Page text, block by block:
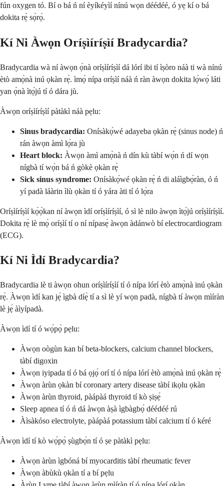
fún oxygen tó. Bí o bá ń ní èyíkéyìí nínú wọn déédéé, ó yẹ kí o bá
dokita rẹ̀ sọ̀rọ̀.
Kí Ni Àwọn Oríṣìíríṣìí Bradycardia?
Bradycardia wà ní àwọn ọ̀nà oríṣìíríṣìí dá lórí ibi tí ìṣòro náà ti wà nínú
ètò amọ̀nà inú ọkàn rẹ̀. ìmọ̀ nípa oríṣìí náà ń ràn àwọn dokita lọ́wọ́ láti
yan ọ̀nà ìtọ́jú tí ó dára jù.
Àwọn oríṣìíríṣìí pàtàkì náà pẹlu:
Sinus bradycardia: Onísàkọ́wé adayeba ọkàn rẹ̀ (sinus node) ń
rán àwọn àmì lọ́ra jù
Heart block: Àwọn àmì amọ̀nà ń dín kù tàbí wọ́n ń dí wọn
nígbà tí wọ́n bá ń gòkè ọkàn rẹ̀
Sick sinus syndrome: Onísàkọ́wé ọkàn rẹ̀ ń di aláìgbọ́ràn, ó ń
yí padà láàrin ìlù ọkàn tí ó yára àti tí ó lọ́ra
Oríṣìíríṣìí kọ̀ọ̀kan ní àwọn ìdí oríṣìíríṣìí, ó sì lè nilo àwọn ìtọ́jú oríṣìíríṣìí.
Dokita rẹ̀ lè mọ̀ oríṣìí tí o ní nípasẹ̀ àwọn àdánwò bí electrocardiogram
(ECG).
Kí Ni Ìdí Bradycardia?
Bradycardia lè ti àwọn ohun oríṣìíríṣìí tí ó nípa lórí ètò amọ̀nà inú ọkàn
rẹ̀. Àwọn ìdí kan jẹ́ ìgbà díẹ̀ tí a sì lè yí wọn padà, nígbà tí àwọn mìíràn
lè jẹ́ àìyípadà.
Àwọn ìdí tí ó wọ́pọ̀ pẹlu:
Àwọn oògùn kan bí beta-blockers, calcium channel blockers,
tàbí digoxin
Àwọn iyipada tí ó bá ọjọ́ orí tí ó nípa lórí ètò amọ̀nà inú ọkàn rẹ̀
Àwọn àrùn ọkàn bí coronary artery disease tàbí ikọlu ọkàn
Àwọn àrùn thyroid, pàápàá thyroid tí kò ṣiṣẹ́
Sleep apnea tí ó ń dá àwọn àṣà ìgbàgbọ́ déédéé rú
Àìsàkóso electrolyte, pàápàá potassium tàbí calcium tí ó kéré
Àwọn ìdí tí kò wọ́pọ̀ ṣùgbọ́n tí ó ṣe pàtàkì pẹlu:
Àwọn àrùn ìgbóná bí myocarditis tàbí rheumatic fever
Àwọn àbùkù ọkàn tí a bí pẹlu